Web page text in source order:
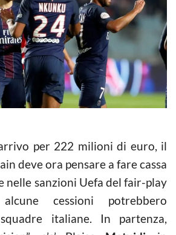
per 222 milioni di euro, il
deve ora pensare a fare cassa
nelle sanzioni Uefa del fair-play
cessioni potrebbero
italiane. In partenza,